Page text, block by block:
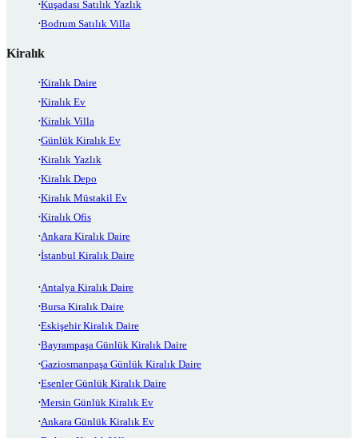
Kuşadası Satılık Yazlık
Bodrum Satılık Villa
Kiralık
Kiralık Daire
Kiralık Ev
Kiralık Villa
Günlük Kiralık Ev
Kiralık Yazlık
Kiralık Depo
Kiralık Müstakil Ev
Kiralık Ofis
Ankara Kiralık Daire
İstanbul Kiralık Daire
Antalya Kiralık Daire
Bursa Kiralık Daire
Eskişehir Kiralık Daire
Bayrampaşa Günlük Kiralık Daire
Gaziosmanpaşa Günlük Kiralık Daire
Esenler Günlük Kiralık Daire
Mersin Günlük Kiralık Ev
Ankara Günlük Kiralık Ev